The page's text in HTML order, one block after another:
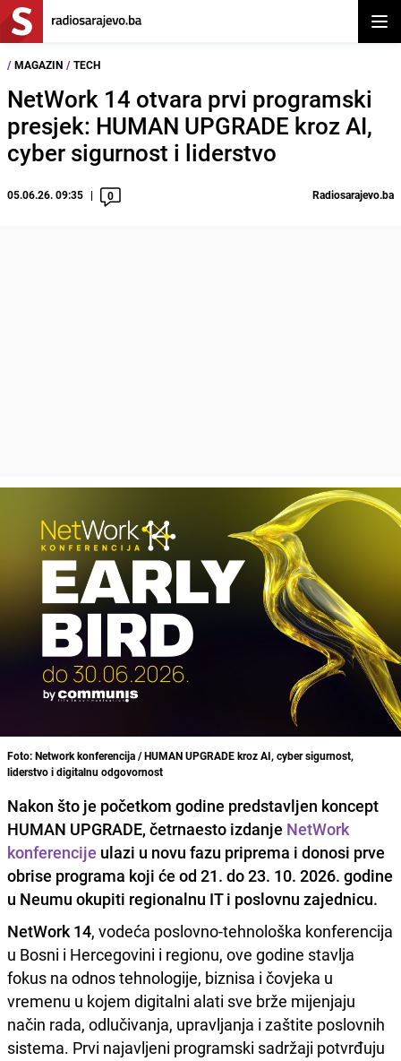
/ MAGAZIN / TECH
NetWork 14 otvara prvi programski
presjek: HUMAN UPGRADE kroz AI,
cyber sigurnost i liderstvo
05.06.26. 09:35 0 Radiosarajevo.ba
Foto: Network konferencija / HUMAN UPGRADE kroz AI, cyber sigurnost,
liderstvo i digitalnu odgovornost
Nakon što je početkom godine predstavljen koncept
HUMAN UPGRADE, četrnaesto izdanje NetWork
konferencije ulazi u novu fazu priprema i donosi prve
obrise programa koji će od 21. do 23. 10. 2026. godine
u Neumu okupiti regionalnu IT i poslovnu zajednicu.
NetWork 14, vodeća poslovno-tehnološka konferencija
u Bosni i Hercegovini i regionu, ove godine stavlja
fokus na odnos tehnologije, biznisa i čovjeka u
vremenu u kojem digitalni alati sve brže mijenjaju
način rada, odlučivanja, upravljanja i zaštite poslovnih
sistema. Prvi najavljeni programski sadržaji potvrđuju